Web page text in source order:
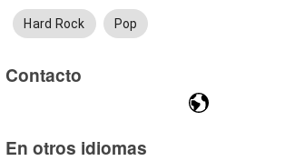
Hard Rock Pop
Contacto
En otros idiomas